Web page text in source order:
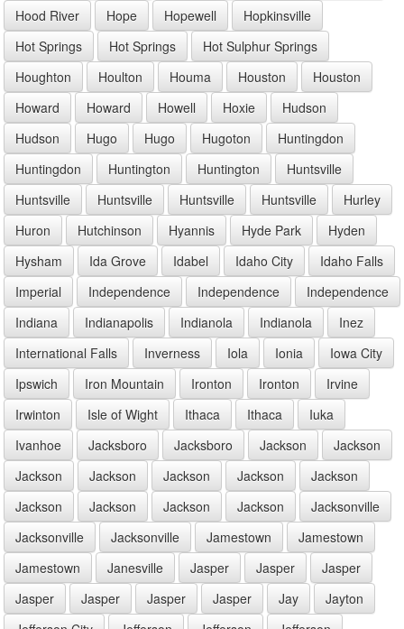
Hood River
Hope Hopewell
Hopkinsville
Hot Springs
Hot Springs
Hot Sulphur Springs
Houghton
Houlton Houma Houston
Houston
Howard
Howard Howell Hoxie
Hudson
Hudson
Hugo Hugo Hugoton
Huntingdon
Huntingdon
Huntington Huntington
Huntsville
Huntsville
Huntsville Huntsville Huntsville
Hurley
Huron
Hutchinson Hyannis Hyde Park
Hyden
Hysham
Ida Grove Idabel Idaho City
Idaho Falls
Imperial
Independence Independence
Independence
Indiana
Indianapolis Indianola Indianola
Inez
International Falls
Inverness Iola Ionia
Iowa City
Ipswich
Iron Mountain Ironton Ironton
Irvine
Irwinton
Isle of Wight Ithaca Ithaca
Iuka
Ivanhoe
Jacksboro Jacksboro Jackson
Jackson
Jackson
Jackson Jackson Jackson
Jackson
Jackson
Jackson Jackson Jackson
Jacksonville
Jacksonville
Jacksonville Jamestown
Jamestown
Jamestown
Janesville Jasper Jasper
Jasper
Jasper
Jasper Jasper Jasper Jay
Jayton